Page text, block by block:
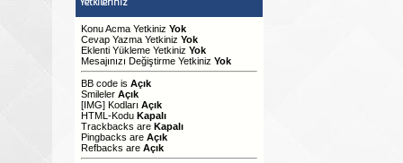
Konu Acma Yetkiniz Yok
Cevap Yazma Yetkiniz Yok
Eklenti Yükleme Yetkiniz Yok
Mesajınızı Değiştirme Yetkiniz Yok
BB code is Açık
Smileler Açık
[IMG] Kodları Açık
HTML-Kodu Kapalı
Trackbacks are Kapalı
Pingbacks are Açık
Refbacks are Açık